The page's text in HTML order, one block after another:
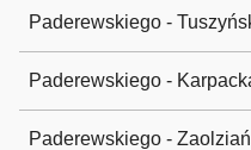
Paderewskiego -
Paderewskiego -
Paderewskiego -